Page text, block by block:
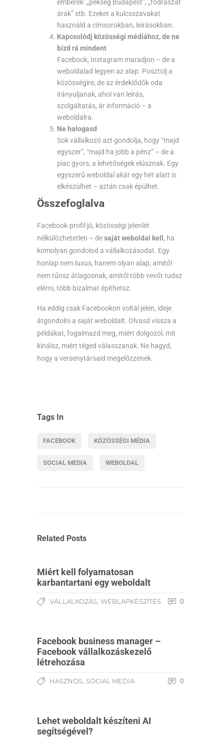
emberek: „pékség Budapest”, „fodrászat
árak” stb. Ezeket a kulcsszavakat
használd a címsorokban, leírásokban.
Kapcsolódj közösségi médiához, de ne
bízd rá mindent
Facebook, Instagram maradjon – de a
weboldalad legyen az alap. Posztolj a
közösségire, de az érdeklődők oda
irányuljanak, ahol van leírás,
szolgáltatás, ár információ – a
weboldalra.
Ne halogasd
Sok vállalkozó azt gondolja, hogy “majd
egyszer”, “majd ha jobb a pénz” – de a
piac gyors, a lehetőségek elúsznak. Egy
egyszerű weboldal akár egy hét alatt is
elkészülhet – aztán csak épülhet.
Összefoglalva
Facebook-profil jó, közösségi jelenlét
nélkülözhetetlen – desaját weboldal kell , ha
komolyan gondolod a vállalkozásodat. Egy
honlap nem luxus, hanem olyan alap, amitől
nem tűnsz átlagosnak, amitől több vevőt tudsz
elérni, több bizalmat építhetsz.
Ha eddig csak Facebookon voltál jelen, ideje
átgondolni a saját weboldalt. Olvasd vissza a
példákat, fogalmazd meg, miért dolgozol, mit
kínálsz, miért téged válasszanak. Ne hagyd,
hogy a versenytársaid megelőzzenek.
Tags In
FACEBOOK KÖZÖSSÉGI MÉDIA
SOCIAL MEDIA WEBOLDAL
Related Posts
Miért kell folyamatosan
karbantartani egy weboldalt
VÁLLALKOZÁS, WEBLAPKÉSZÍTÉS 0
Facebook business manager –
Facebook vállalkozáskezelő
létrehozása
HASZNOS, SOCIAL MEDIA 0
Lehet weboldalt készíteni AI
segítségével?